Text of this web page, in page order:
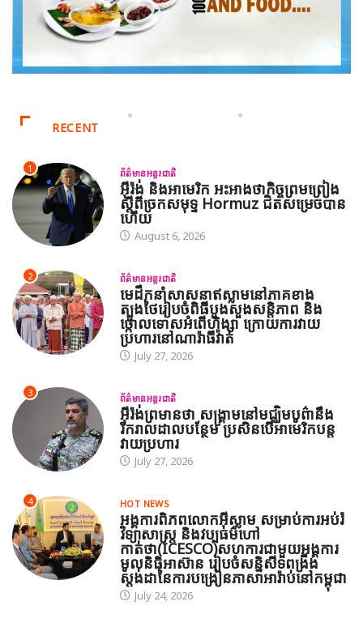
RECENT
1 ព័ត៌មានអន្តរជាតិ
អ៊ីរ៉ង់ និងអាមេរិក អះអាងថាកិច្ចព្រមព្រៀង
ស្តីពីច្រកសមុទ្ទ Hormuz ជិតសម្រេចបាន
ហើយ
August 6, 2026
2 ព័ត៌មានអន្តរជាតិ
មេដឹកនាំសាសនាឥស្លាមនៅភាគខាង
ត្បូងថៃរៀបចំពិធីបួងសួងសន្តិភាព និង
ថ្កោលទោសអំពើហិង្សា ក្រោយការវាយ
ប្រហារនៅណារ៉ាធីវ៉ាត់
July 27, 2026
3 ព័ត៌មានអន្តរជាតិ
អ៊ីរ៉ង់ព្រមានថា សង្គ្រាមនៅមជ្ឈិមបូព៌ានឹង
រីករាលដាលបន្ថែម ប្រសិនបើអាមេរិកបន្ត
វាយប្រហារ
July 27, 2026
4 HOT NEWS
អង្គការពិភពលោកអ៊ីស្លាម សម្រាប់ការអប់រំ
វិទ្យាសាស្ត្រ និងវប្បធម៌ហៅ
កាត់ថា(ICESCO)សហការជាមួយអង្គការ
មូលនិធិអាស៊ាន រៀបចំសន្និសីទពង្រឹង
ស្តង់ដានៃការបង្រៀនភាសាអារ៉ាប់នៅកម្ពុជា
July 24, 2026